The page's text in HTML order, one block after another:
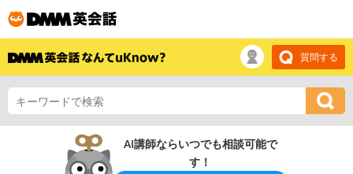
質問する
AI講師ならいつでも相談可能で
す！